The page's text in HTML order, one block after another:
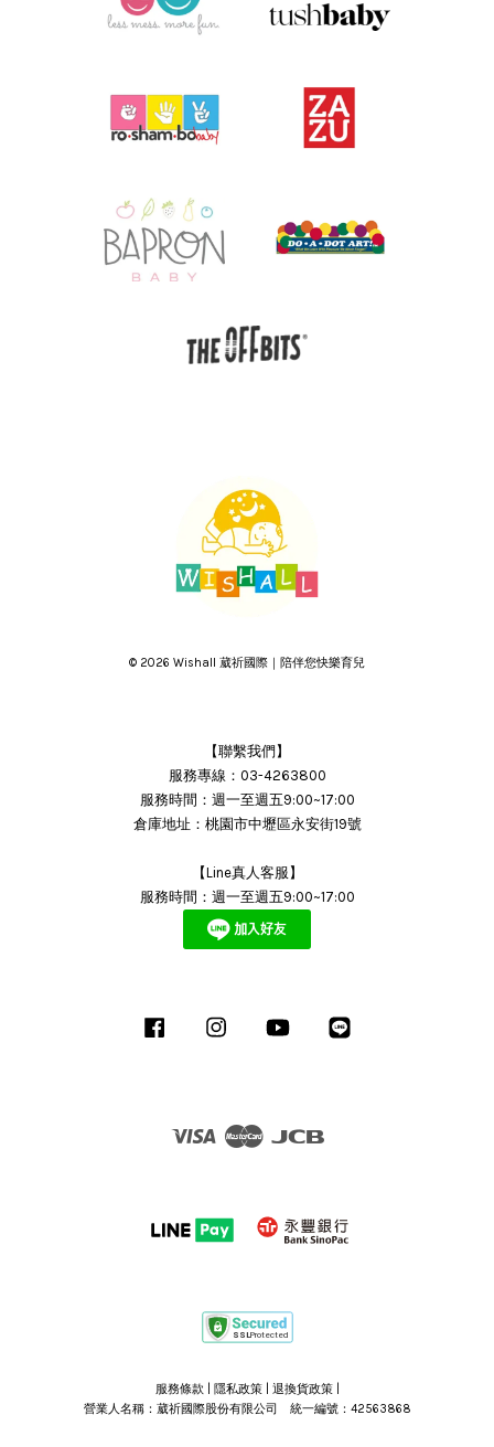
© 2026 Wishall 葳祈國際｜陪伴您快樂育兒
【聯繫我們】
服務專線：03-4263800
服務時間：週一至週五9:00~17:00
倉庫地址：桃園市中壢區永安街19號
【Line真人客服】
服務時間：週一至週五9:00~17:00
Facebook Instagram YouTube
Visa Master
服務條款 隱私政策| 退換貨政策|
營業人名稱：葳祈國際股份有限公司 統一編號：42563868